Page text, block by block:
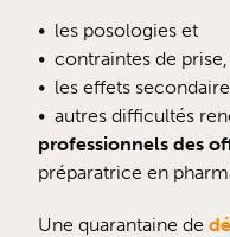
les posologies et
contraintes de prise,
les effets
autres difficultés
professionnels des
préparatrice en
Une quarantaine de